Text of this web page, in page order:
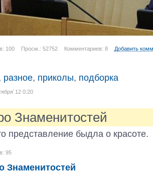
100 Просм.: 52752 Комментариев: 8 Добавить
разное, приколы, подборка
0:20
Знаменитостей
представление быдла о красоте.
95
Знаменитостей